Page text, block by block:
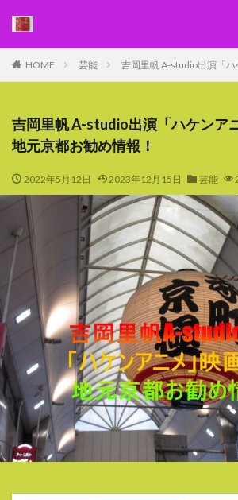
HOME 芸能 吉岡里帆 A-studio出演「
吉岡里帆 A-studio出演「ハケンア
地元京都お勧め情報！
2022年5月12日 2023年12月15日 芸能
WEB デザイン SEO
カテゴリー
検索